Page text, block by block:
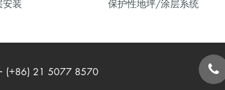
装 保护性地坪/涂层系统
(+86) 21 5077 8570